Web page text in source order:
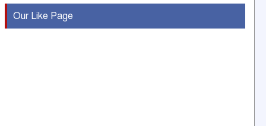
৫
Our Like Page